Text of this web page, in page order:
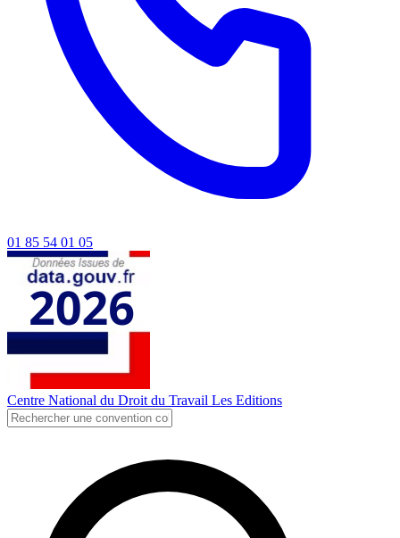
01 85 54 01 05
Centre National du Droit du Travail Les Editions